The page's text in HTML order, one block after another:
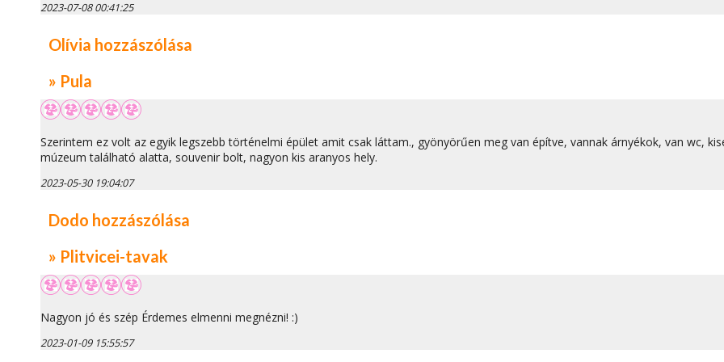
2023-07-08 00:41:25
Olívia hozzászólása
» Pula
Szerintem ez volt az egyik legszebb történelmi épület amit csak láttam., gyönyörűen meg van építve, vannak árnyékok, van wc,
múzeum található alatta, souvenir bolt, nagyon kis aranyos hely.
2023-05-30 19:04:07
Dodo hozzászólása
» Plitvicei-tavak
Nagyon jó és szép Érdemes elmenni megnézni! :)
2023-01-09 15:55:57